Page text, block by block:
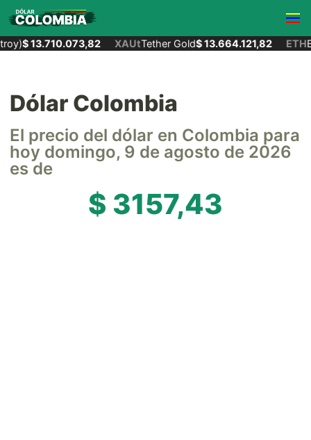
$ 13.710.073,82 XAUtTether Gold$ 13.664.121,82 ETH
Dólar Colombia
El precio del dólar en Colombia para
hoy domingo, 9 de agosto de 2026
es de
$ 3157,43